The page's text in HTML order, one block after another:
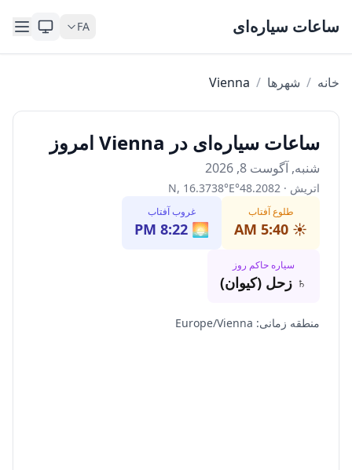
ساعات سیاره‌ای FA
خانه / شهرها /
Vienna
ساعات سیاره‌ای در Vienna امروز
شنبه, آگوست 8, 2026
اتریش ·
48.2082
°
N, 16.3738°E
طلوع آفتاب
☀️
5:40 AM
غروب آفتاب
🌅
8:22 PM
سیاره حاکم روز
♄ زحل (کیوان)
منطقه زمانی:
Europe/Vienna